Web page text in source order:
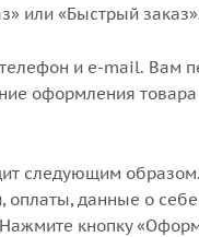
или «Быстрый
и e-mail. Вам
оформления
следующим
данные о
кнопку